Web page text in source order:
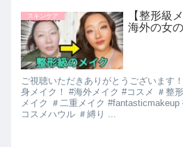
スキンケア
【整形級
海外の女
ご視聴いただきありがとうございます
身メイク！ #海外メイク #コスメ ＃整
メイク ＃二重メイク
コスメハウル ＃縛り ...